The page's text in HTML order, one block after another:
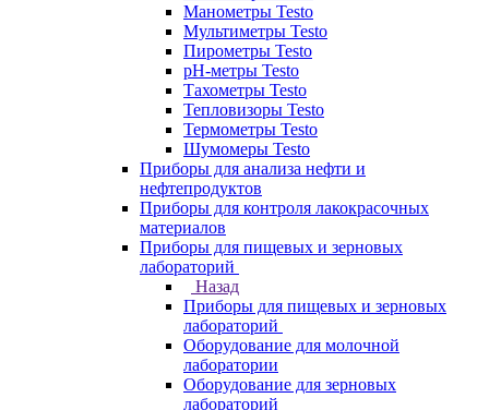
Манометры Testo
Мультиметры Testo
Пирометры Testo
pH-метры Testo
Тахометры Testo
Тепловизоры Testo
Термометры Testo
Шумомеры Testo
Приборы для анализа нефти и
нефтепродуктов
Приборы для контроля лакокрасочных
материалов
Приборы для пищевых и зерновых
лабораторий
Назад
Приборы для пищевых и зерновых
лабораторий
Оборудование для молочной
лаборатории
Оборудование для зерновых
лабораторий